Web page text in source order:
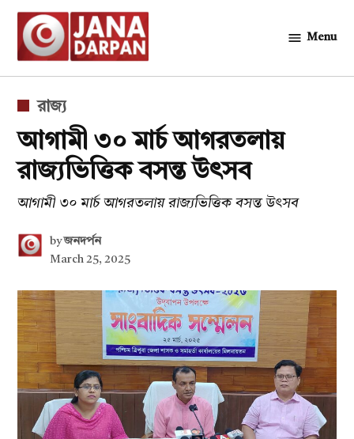
Skip
content
Menu
POSTED
IN
রাজ্য
আগামী ৩০ মার্চ আগরতলায়
রাজ্যভিত্তিক বসন্ত উৎসব
আগামী ৩০ মার্চ আগরতলায় রাজ্যভিত্তিক বসন্ত উৎসব
by জনদর্পন
March 25, 2025